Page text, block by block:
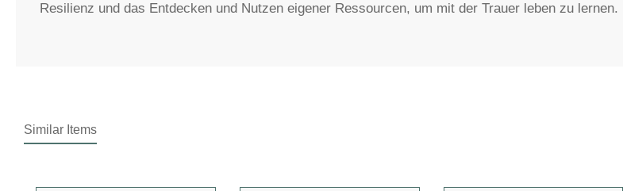
Resilienz und das Entdecken und Nutzen eigener Ressourcen, um mit der Trauer leben zu lernen.
Similar Items